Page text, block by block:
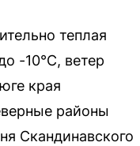
теплая
-10°C, ветер
края
районы
Скандинавского